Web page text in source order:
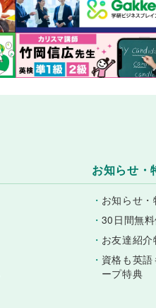
お知らせ・
・ お知らせ
・30日間無
・ お友達紹介
・ 資格も英
ープ特典